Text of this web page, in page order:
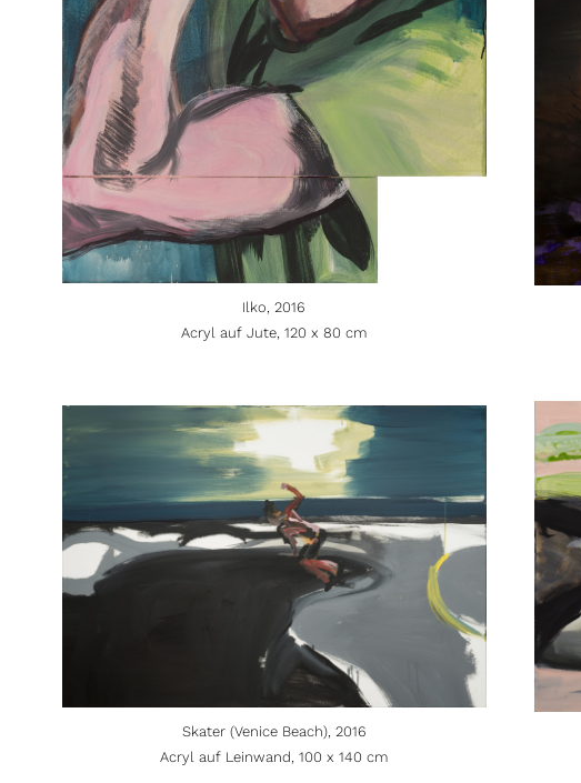
Ilko, 2016
Acryl auf Jute, 120 x 80 cm
Skater (Venice Beach), 2016
Acryl auf Leinwand, 100 x 140 cm